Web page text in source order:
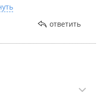
пешком. Или автобусом
Москву, перевал
направо на
как это простой
Через 4 дня
ответили, мы за это
правда. Если
у вас украдут
никакой
ответить